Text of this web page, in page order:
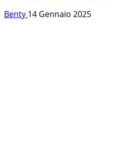
Benty 14 Gennaio 2025